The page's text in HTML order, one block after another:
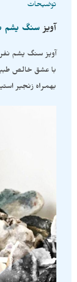
توضیحات
آویزسنگ یشم
آویز سنگ یشم
با عشق خالص
بهمراه زنجیر